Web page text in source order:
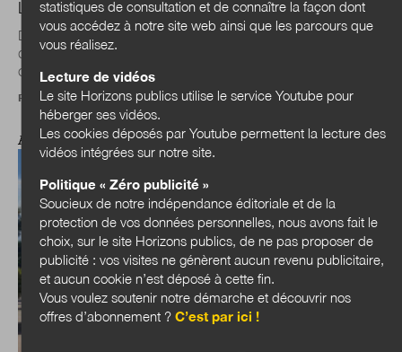
Loi Littoral : un nouvel équilibre à trouver
Déblocage de l’action locale, posture de l’État
d’accompagnement des collectivités territoriales plutôt que
contrôleur sourcilleux, nécessité de...
Par Philippe Guichardaz
ACTUALITÉS
statistiques de consultation et de connaître la façon dont
vous accédez à notre site web ainsi que les parcours que
vous réalisez.
Lecture de vidéos
Le site Horizons publics utilise le service Youtube pour
héberger ses vidéos.
Les cookies déposés par Youtube permettent la lecture des
vidéos intégrées sur notre site.
Politique « Zéro publicité »
Soucieux de notre indépendance éditoriale et de la
protection de vos données personnelles, nous avons fait le
choix, sur le site Horizons publics, de ne pas proposer de
publicité : vos visites ne génèrent aucun revenu publicitaire,
et aucun cookie n’est déposé à cette fin.
Vous voulez soutenir notre démarche et découvrir nos
offres d’abonnement ? C’est par ici !